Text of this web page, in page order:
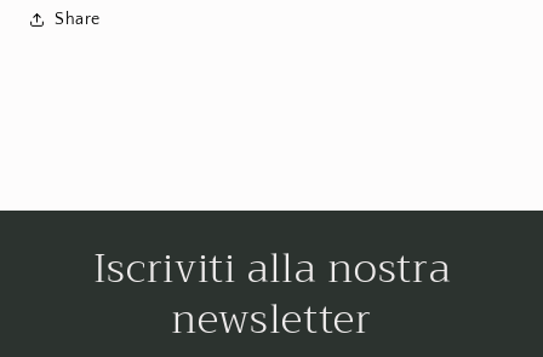
Share
Iscriviti alla nostra
newsletter